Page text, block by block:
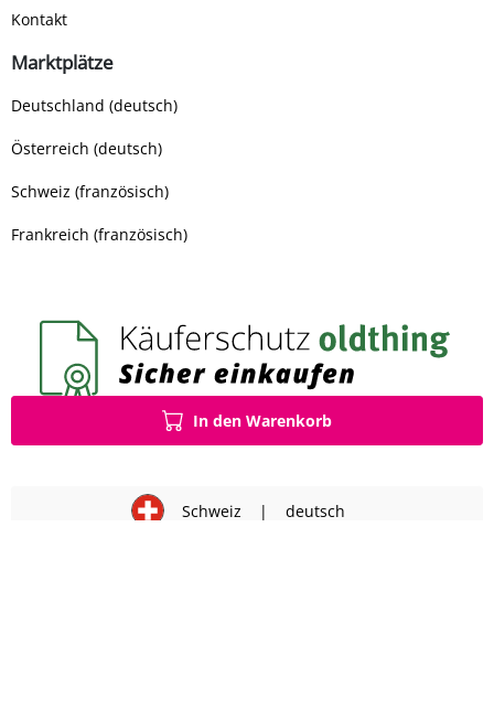
In den Warenkorb
Kontakt
Marktplätze
Deutschland (deutsch)
Österreich (deutsch)
Schweiz (französisch)
Frankreich (französisch)
Schweiz | deutsch